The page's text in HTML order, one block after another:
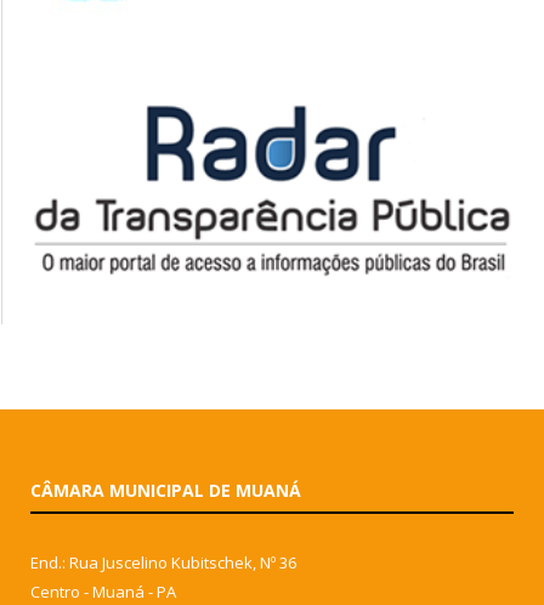
CÂMARA MUNICIPAL DE MUANÁ
End.: Rua Juscelino Kubitschek, Nº 36
Centro - Muaná - PA